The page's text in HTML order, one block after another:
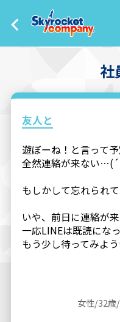
社
友人と
遊ぼーね！と言って
全然連絡が来ない
もしかして忘れられ
いや、前日に連絡が
一応LINEは既読にな
もう少し待ってみよ
女性/32歳